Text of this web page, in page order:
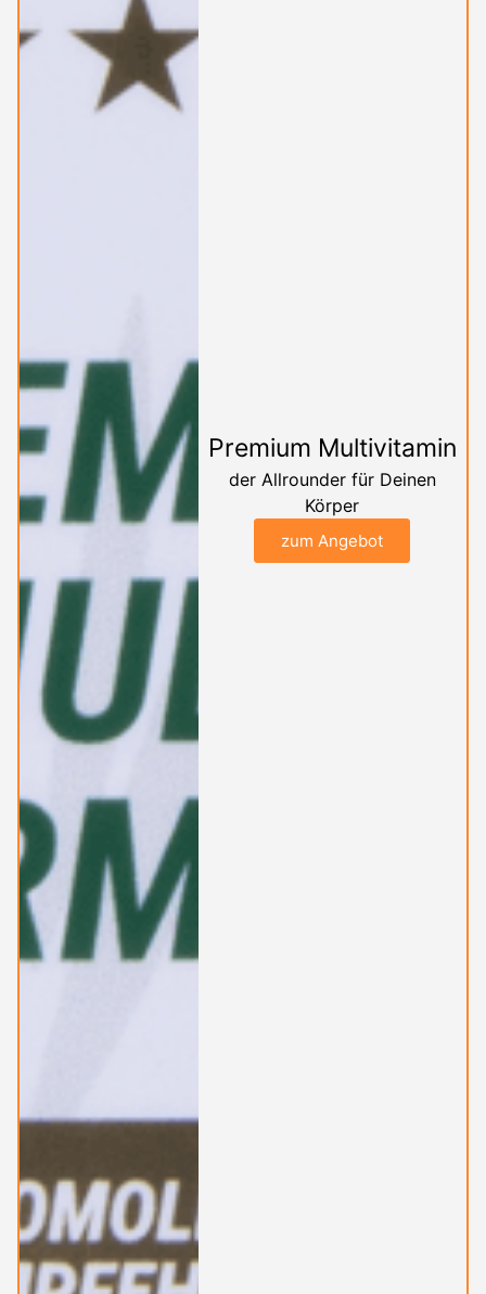
Premium Multivitamin
der Allrounder für Deinen
Körper
zum Angebot